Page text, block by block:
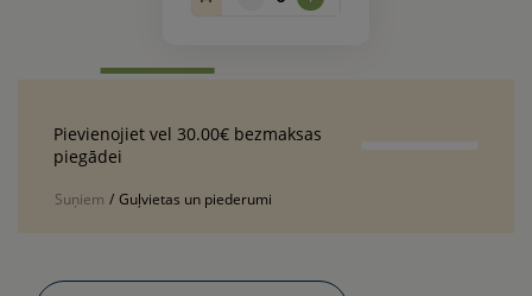
Pievienojiet vel 30.00€ bezmaksas
piegādei
Suņiem / Guļvietas un piederumi